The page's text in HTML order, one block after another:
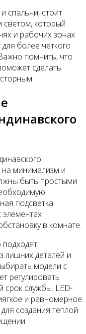
спальни, стоит
светом, который
и рабочих зонах
более четкого
помнить, что
сделать
минимализм и
быть простыми
подсветка
в комнате.
подходят
лишних деталей и
модели с
регулировать
срок службы. LED-
и равномерное
создания теплой